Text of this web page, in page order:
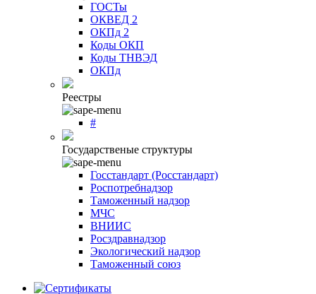
ГОСТы
ОКВЕД 2
ОКПд 2
Коды ОКП
Коды ТНВЭД
ОКПд
Реестры
#
Государственые структуры
Госстандарт (Росстандарт)
Роспотребнадзор
Таможенный надзор
МЧС
ВНИИС
Росздравнадзор
Экологический надзор
Таможенный союз